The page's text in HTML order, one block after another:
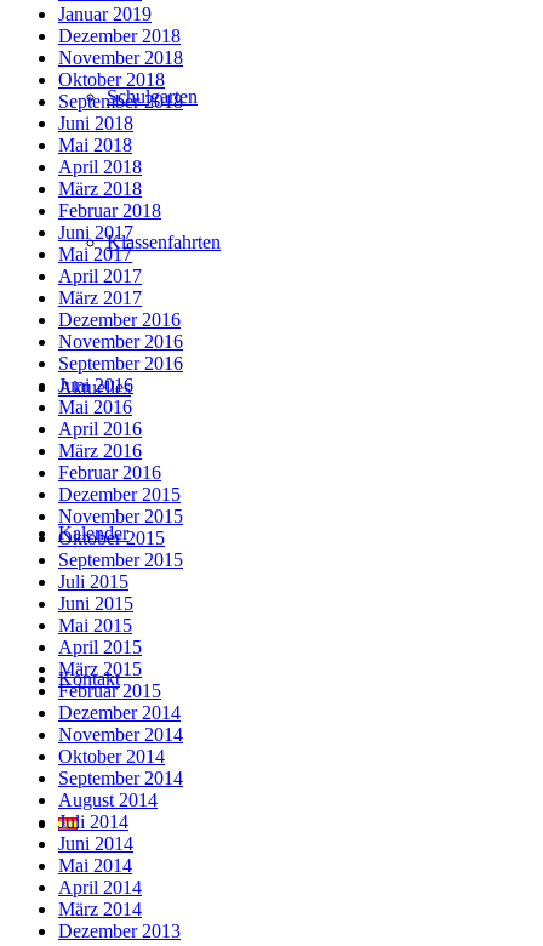
Schulgarten
Klassenfahrten
Aktuelles
Kalender
Kontakt
Januar 2019
Dezember 2018
November 2018
Oktober 2018
September 2018
Juni 2018
Mai 2018
April 2018
März 2018
Februar 2018
Juni 2017
Mai 2017
April 2017
März 2017
Dezember 2016
November 2016
September 2016
Juni 2016
Mai 2016
April 2016
März 2016
Februar 2016
Dezember 2015
November 2015
Oktober 2015
September 2015
Juli 2015
Juni 2015
Mai 2015
April 2015
März 2015
Februar 2015
Dezember 2014
November 2014
Oktober 2014
September 2014
August 2014
Juli 2014
Juni 2014
Mai 2014
April 2014
März 2014
Dezember 2013